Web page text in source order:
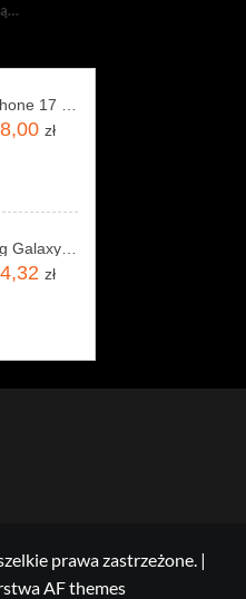
zł
Samsung Galaxy S26 SM-S942 12/256GB Czarny
zł
prawa zastrzeżone. |
AF themes